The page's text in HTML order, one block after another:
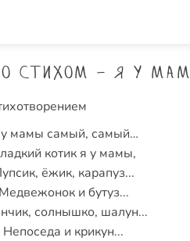
стихом - Я у
мамы самый, самый…
котик я у мамы,
ёжик, карапуз...
Медвежонок и бутуз...
солнышко, шалун...
Непоседа и крикун...